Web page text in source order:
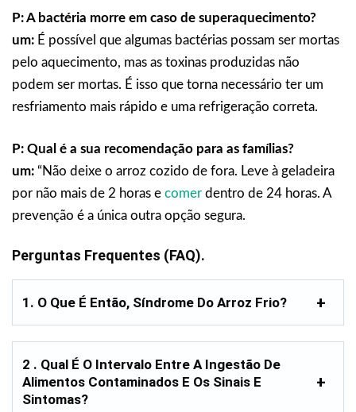
P: A bactéria morre em caso de superaquecimento?
um: É possível que algumas bactérias possam ser mortas
pelo aquecimento, mas as toxinas produzidas não
podem ser mortas. É isso que torna necessário ter um
resfriamento mais rápido e uma refrigeração correta.
P: Qual é a sua recomendação para as famílias?
um: “Não deixe o arroz cozido de fora. Leve à geladeira
por não mais de 2 horas e comer dentro de 24 horas. A
prevenção é a única outra opção segura.
Perguntas Frequentes (FAQ).
1. O Que É Então, Síndrome Do Arroz Frio?
2 . Qual É O Intervalo Entre A Ingestão De
Alimentos Contaminados E Os Sinais E
Sintomas?